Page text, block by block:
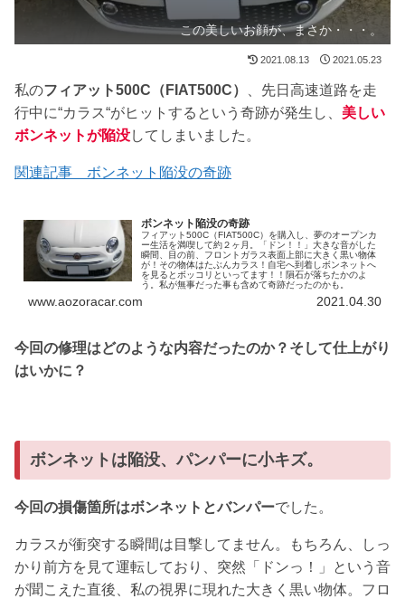
この美しいお顔が、まさか・・・。
2021.08.13 2021.05.23
私のフィアット500C（FIAT500C）
、先日高速道路を走
行中に“カラス“がヒットするという奇跡が発生し、 美しい
ボンネットが陥没してしまいました。
関連記事 ボンネット陥没の奇跡
ボンネット陥没の奇跡
フィアット500C（FIAT500C）を購入し、夢のオープンカ
ー生活を満喫して約２ヶ月。「ドン！！」大きな音がした
瞬間、目の前、フロントガラス表面上部に大きく黒い物体
が！その物体はたぶんカラス！自宅へ到着しボンネットへ
を見るとボッコリといってます！！隕石が落ちたかのよ
う。私が無事だった事も含めて奇跡だったのかも。
www.aozoracar.com 2021.04.30
今回の修理はどのような内容だったのか？そして仕上がり
はいかに？
ボンネットは陥没、パンパーに小キズ。
今回の損傷箇所はボンネットとバンパーでした。
カラスが衝突する瞬間は目撃してません。もちろん、しっ
かり前方を見て運転しており、突然「ドンっ！」という音
が聞こえた直後、私の視界に現れた大きく黒い物体。フロ